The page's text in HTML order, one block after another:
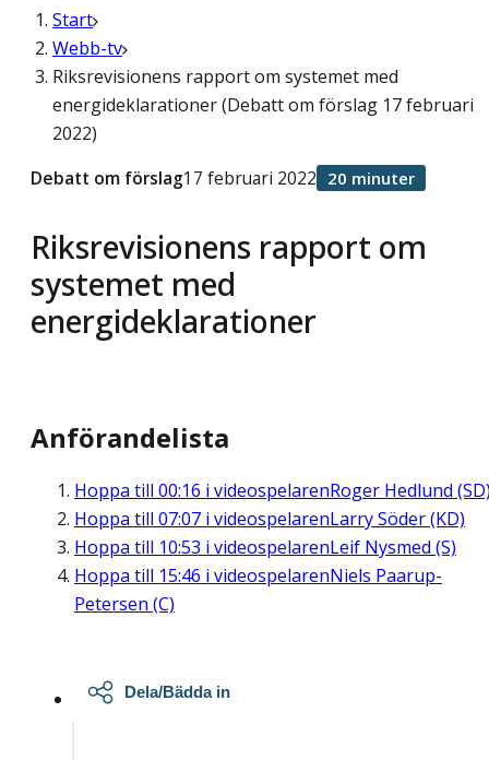
Start
Webb-tv
Riksrevisionens rapport om systemet med
energideklarationer (Debatt om förslag 17 februari
2022)
Riksrevisionens rapport om
systemet med
energideklarationer
Debatt om förslag17 februari 2022 20 minuter
Anförandelista
Hoppa till 00:16 i videospelarenRoger Hedlund
Hoppa till 07:07 i videospelarenLarry Söder (KD)
Hoppa till 10:53 i videospelarenLeif Nysmed (S)
Hoppa till 15:46 i videospelarenNiels Paarup-
Petersen (C)
Dela/Bädda in